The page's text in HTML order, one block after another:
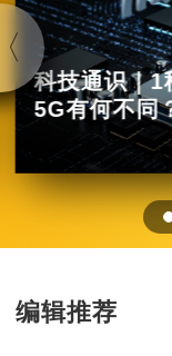
科技通识｜1
5G有何不同
编辑推荐